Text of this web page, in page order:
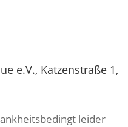
e.V., Katzenstraße 1,
leider